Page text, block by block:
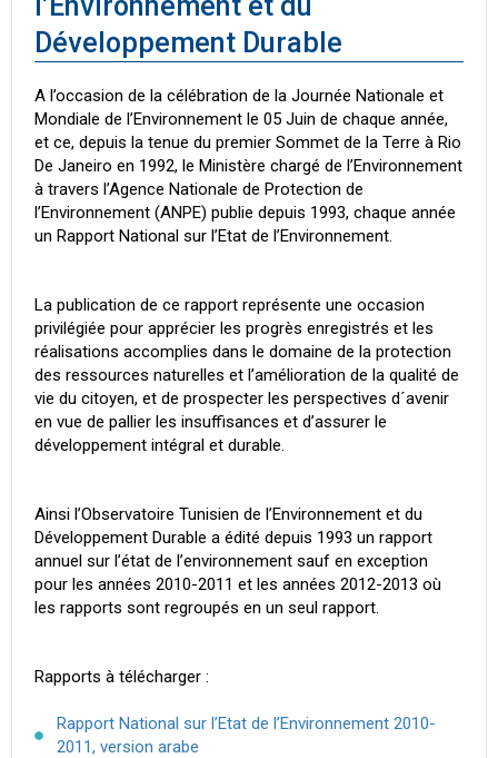
Développement Durable
A l’occasion de la célébration de la Journée Nationale et
Mondiale de l’Environnement le 05 Juin de chaque année,
et ce, depuis la tenue du premier Sommet de la Terre à Rio
De Janeiro en 1992, le Ministère chargé de l’Environnement
à travers l’Agence Nationale de Protection de
l’Environnement (ANPE) publie depuis 1993, chaque année
un Rapport National sur l’Etat de l’Environnement.
La publication de ce rapport représente une occasion
privilégiée pour apprécier les progrès enregistrés et les
réalisations accomplies dans le domaine de la protection
des ressources naturelles et l’amélioration de la qualité de
vie du citoyen, et de prospecter les perspectives d´avenir
en vue de pallier les insuffisances et d’assurer le
développement intégral et durable.
Ainsi l’Observatoire Tunisien de l’Environnement et du
Développement Durable a édité depuis 1993 un rapport
annuel sur l’état de l’environnement sauf en exception
pour les années 2010-2011 et les années 2012-2013 où
les rapports sont regroupés en un seul rapport.
Rapports à télécharger :
Rapport National sur l’Etat de l’Environnement 2010-
2011, version arabe